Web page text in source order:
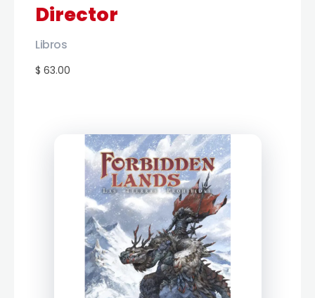
Director
$ 63.00
Libros